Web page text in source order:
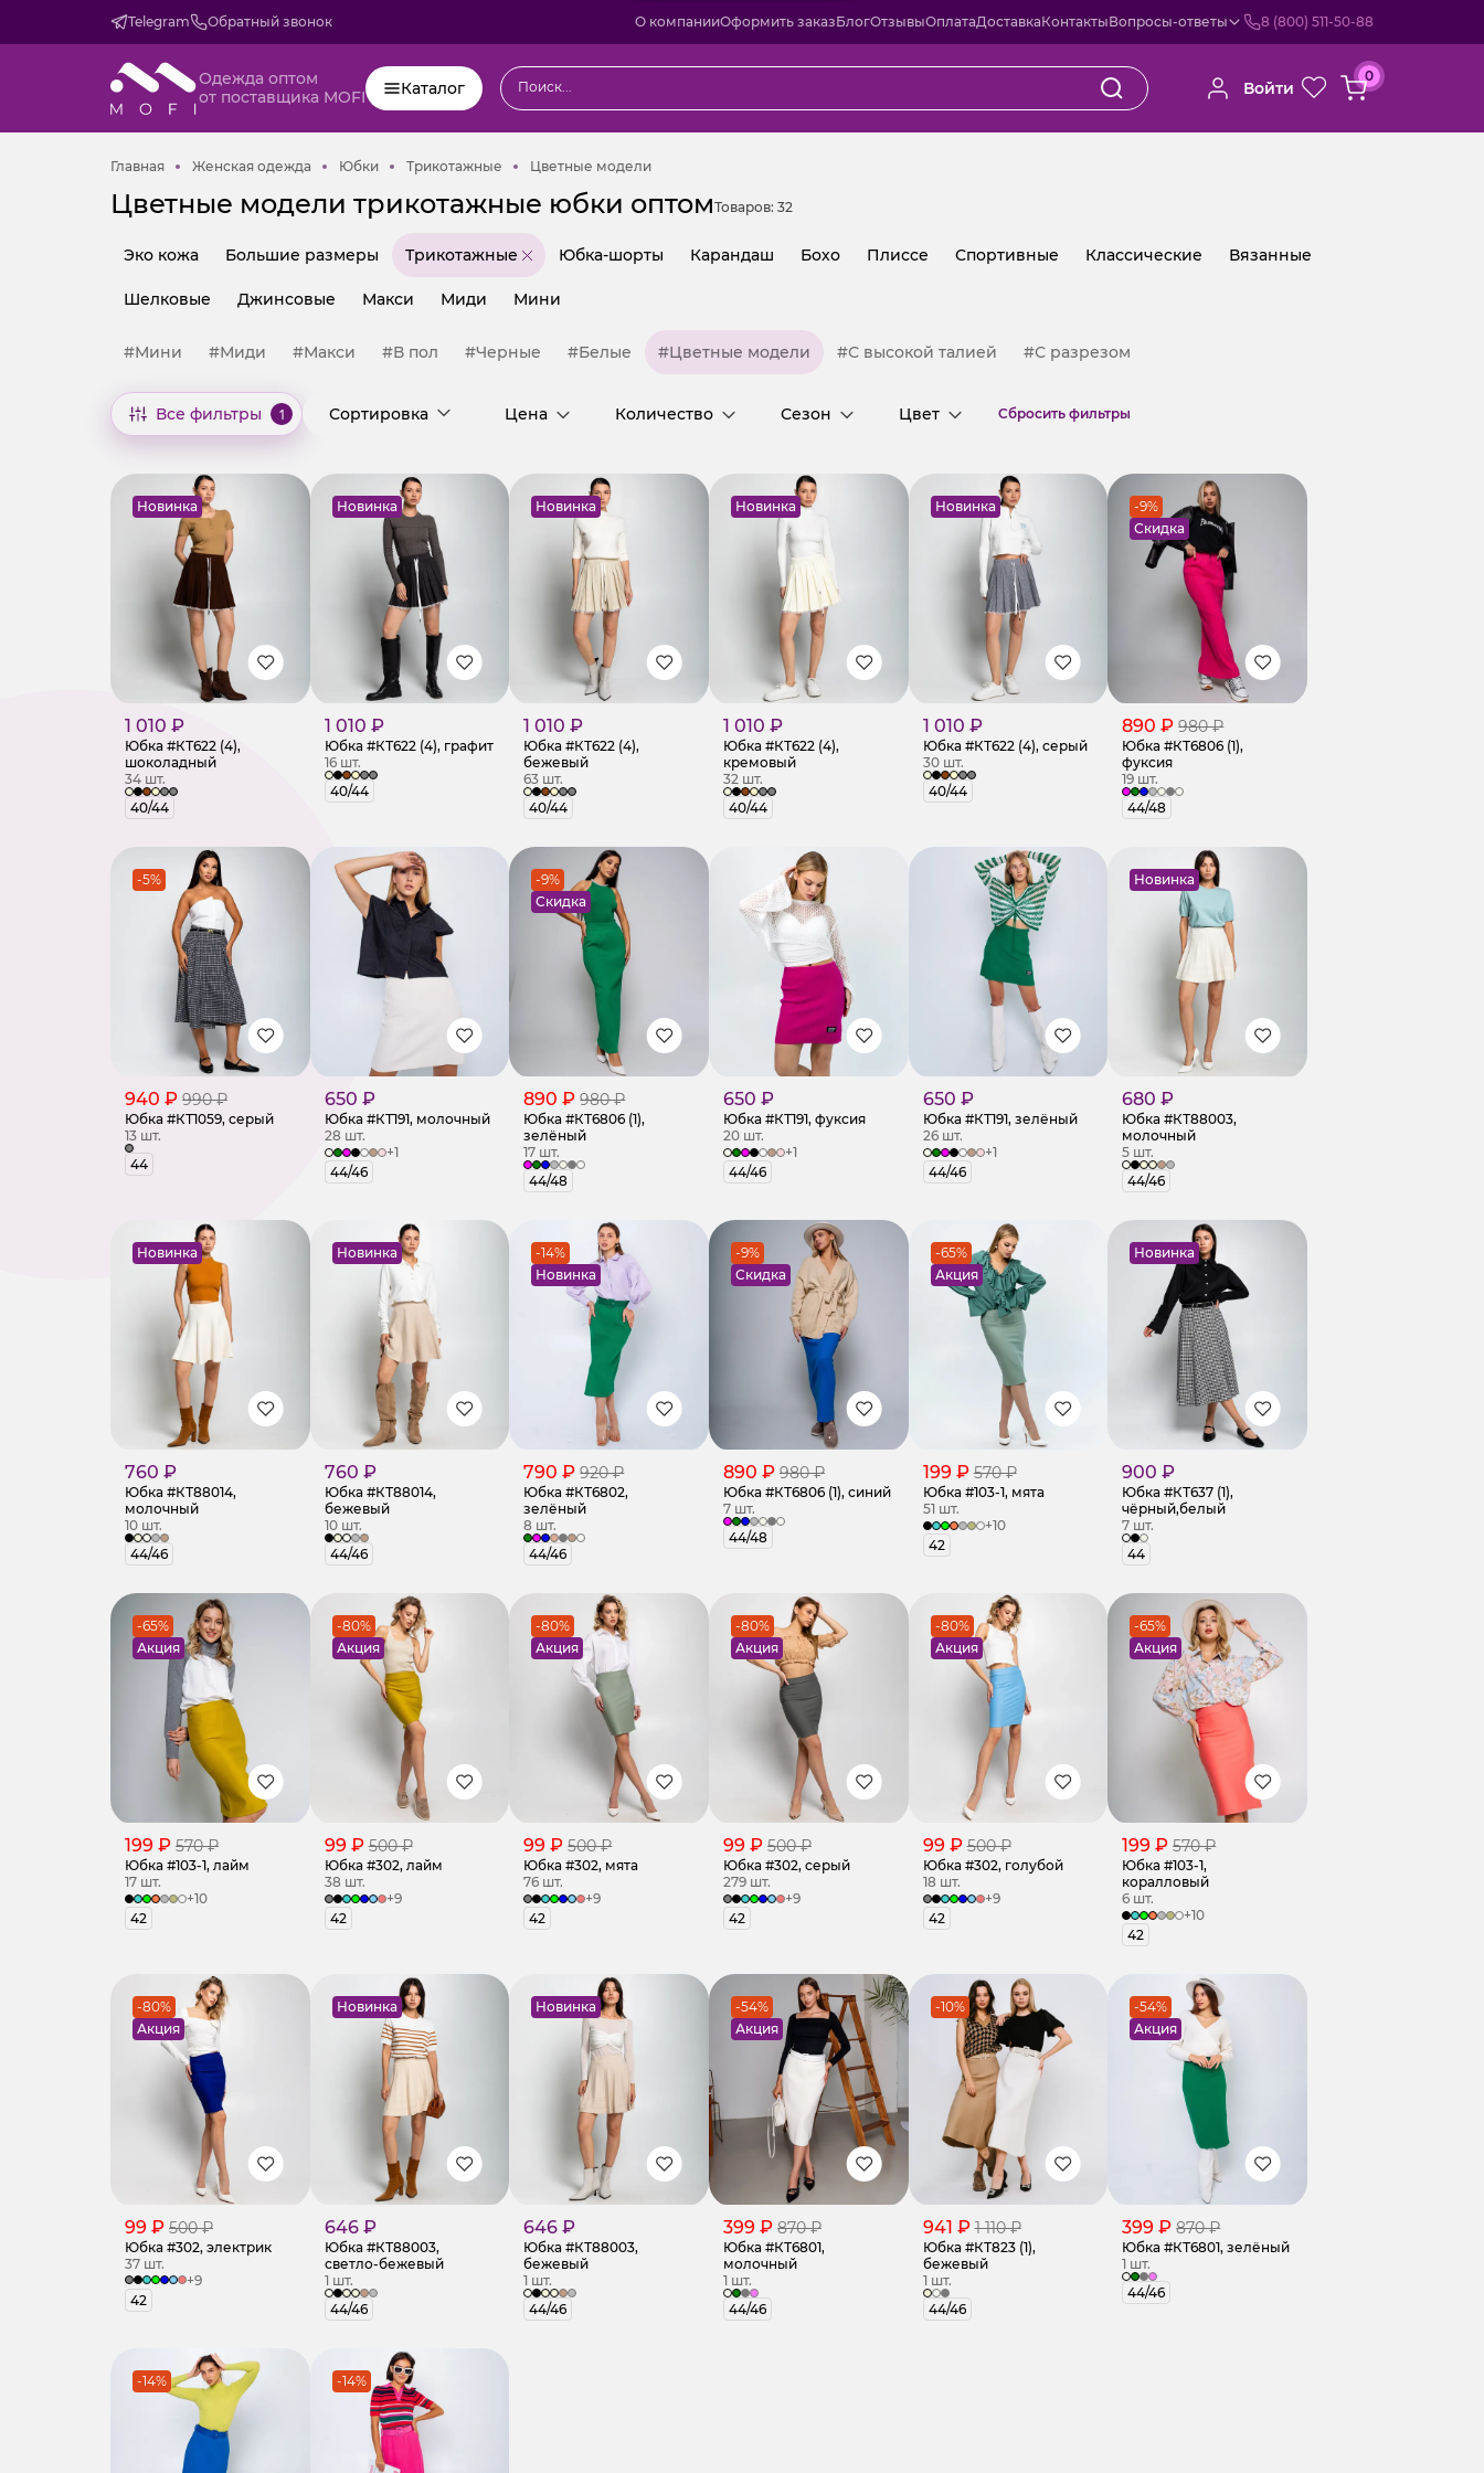
Telegram Обратный звонок О компанииОформить заказБлогОтзывыОплатаДоставкаКонтактыВопросы-ответы 8 (800) 511-50-88
Одежда оптом
от поставщика MOFI
Каталог Войти
0
ГлавнаяГлавнаяЖенская одежда Женская одежда
ЮбкиЮбкиТрикотажные Трикотажные
Цветные моделиЦветные модели
Цветные модели трикотажные юбки оптомТоваров: 32
Эко кожа Большие размеры Трикотажные Юбка-шорты Карандаш Бохо Плиссе Спортивные Классические Вязанные
Шелковые Джинсовые Макси Миди Мини
#Мини #Миди #Макси #В пол #Черные #Белые #Цветные модели #С высокой талией #С разрезом
Все фильтры 1 Сортировка Цена Количество Сезон Цвет Cбросить фильтры
Новинка
1 010 ₽
Юбка #КТ622 (4),
шоколадный
34 шт.
40/44
Новинка
1 010 ₽
Юбка #КТ622 (4), графит
16 шт.
40/44
Новинка
1 010 ₽
Юбка #КТ622 (4),
бежевый
63 шт.
40/44
Новинка
1 010 ₽
Юбка #КТ622 (4),
кремовый
32 шт.
40/44
Новинка
1 010 ₽
Юбка #КТ622 (4), серый
30 шт.
40/44
-9%
Скидка
890 ₽ 980 ₽
Юбка #КТ6806 (1),
фуксия
19 шт.
44/48
-5%
940 ₽ 990 ₽
Юбка #КТ1059, серый
13 шт.
44
650 ₽
Юбка #КТ191, молочный
28 шт.
+1
44/46
-9%
Скидка
890 ₽ 980 ₽
Юбка #КТ6806 (1),
зелёный
17 шт.
44/48
650 ₽
Юбка #КТ191, фуксия
20 шт.
+1
44/46
650 ₽
Юбка #КТ191, зелёный
26 шт.
+1
44/46
Новинка
680 ₽
Юбка #КТ88003,
молочный
5 шт.
44/46
Новинка
760 ₽
Юбка #КТ88014,
молочный
10 шт.
44/46
Новинка
760 ₽
Юбка #КТ88014,
бежевый
10 шт.
44/46
-14%
Новинка
790 ₽ 920 ₽
Юбка #КТ6802,
зелёный
8 шт.
44/46
-9%
Скидка
890 ₽ 980 ₽
Юбка #КТ6806 (1), синий
7 шт.
44/48
-65%
Акция
199 ₽ 570 ₽
Юбка #103-1, мята
51 шт.
+10
42
Новинка
900 ₽
Юбка #КТ637 (1),
чёрный,белый
7 шт.
44
-65%
Акция
199 ₽ 570 ₽
Юбка #103-1, лайм
17 шт.
+10
42
-80%
Акция
99 ₽ 500 ₽
Юбка #302, лайм
38 шт.
+9
42
-80%
Акция
99 ₽ 500 ₽
Юбка #302, мята
76 шт.
+9
42
-80%
Акция
99 ₽ 500 ₽
Юбка #302, серый
279 шт.
+9
42
-80%
Акция
99 ₽ 500 ₽
Юбка #302, голубой
18 шт.
+9
42
-65%
Акция
199 ₽ 570 ₽
Юбка #103-1,
коралловый
6 шт.
+10
42
-80%
Акция
99 ₽ 500 ₽
Юбка #302, электрик
37 шт.
+9
42
Новинка
646 ₽
Юбка #КТ88003,
светло-бежевый
1 шт.
44/46
Новинка
646 ₽
Юбка #КТ88003,
бежевый
1 шт.
44/46
-54%
Акция
399 ₽ 870 ₽
Юбка #КТ6801,
молочный
1 шт.
44/46
-10%
941 ₽ 1 110 ₽
Юбка #КТ823 (1),
бежевый
1 шт.
44/46
-54%
Акция
399 ₽ 870 ₽
Юбка #КТ6801, зелёный
1 шт.
44/46
-14% -14%